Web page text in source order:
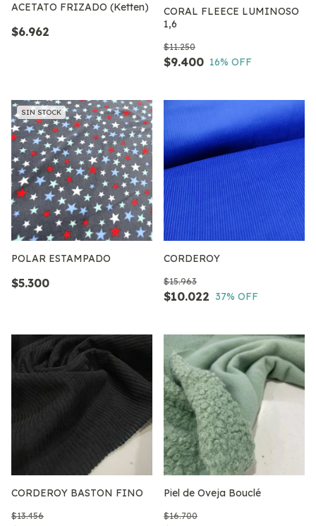
ACETATO FRIZADO (Ketten)
$6.962
CORAL FLEECE LUMINOSO
1,6
$9.400
$11.250
16% OFF
SIN STOCK
POLAR ESTAMPADO
$5.300
CORDEROY
$10.022
$15.963
37% OFF
CORDEROY BASTON FINO
$13.456
Piel de Oveja Bouclé
$16.700